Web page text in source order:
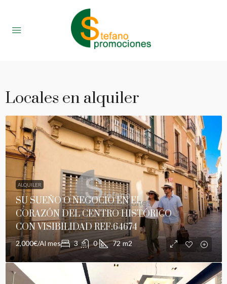
Locales en alquiler
ALQUILER
SU SUEÑO O NEGOCIO EN EL
CORAZÓN DEL CENTRO HISTÓRICO
CON VISIBILIDAD REF:64674
2,000€/Al mes 3 0 72 m2